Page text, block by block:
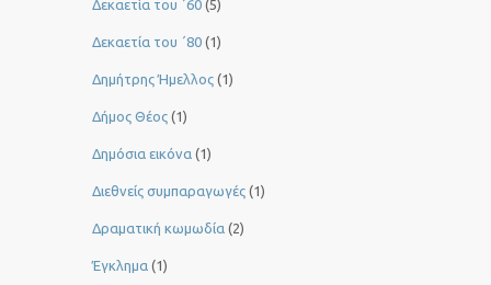
Δεκαετία του ΄60 (5)
Δεκαετία του ΄80 (1)
Δημήτρης Ήμελλος (1)
Δήμος Θέος (1)
Δημόσια εικόνα (1)
Διεθνείς συμπαραγωγές (1)
Δραματική κωμωδία (2)
Έγκλημα (1)